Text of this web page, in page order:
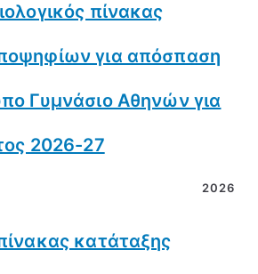
πίνακας
για απόσπαση
Γυμνάσιο Αθηνών για
2026-27
2026
κατάταξης